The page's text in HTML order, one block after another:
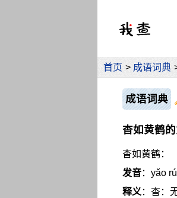
首页 > 成语词典
成语词典
杳如黄鹤
杳如黄鹤：
发音：yǎo
释义：杳：